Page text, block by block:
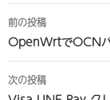
投
稿
ナ
前の投稿
OpenWrtでOCNバ
次の投稿